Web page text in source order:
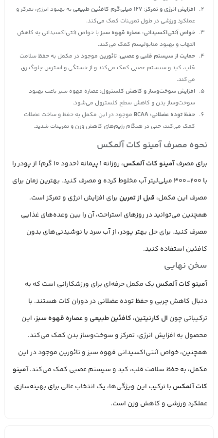
افزایش انرژی و تمرکز: ۱۲۷ میلی‌گرم کافئین طبیعی
به بهبود انرژی، تمرکز و
عملکرد ورزشی در طول تمرینات کمک می‌کند.
خواص آنتی‌اکسیدانی: عصاره قهوه سبزبا خواص آنتی‌اکسیدانی به کاهش
التهاب و بهبود متابولیسم کمک می‌کند.
حمایت از سیستم قلبی و عصبی: تائورین موجود در مکمل به حفظ سلامت
قلب، کبد و سیستم عصبی کمک می‌کند و از خستگی و استرس جلوگیری
می‌کند.
افزایش سوخت‌وساز و کاهش کلسترول: عصاره قهوه سبز باعث بهبود
سوخت‌وساز بدن و کاهش سطح کلسترول می‌شود.
حفظ توده عضلانی:
BCAA موجود در این مکمل به حفظ و ساخت عضلات
کمک می‌کند، حتی در هنگام رژیم‌های کاهش وزن و تمرینات شدید.
نحوه مصرف آمینو کات آلمکس
برای مصرفآمینو کات آلمکس
، روزانه 1 پیمانه (حدود 10 گرم) از پودر را
با 200-300 میلی‌لیتر آب مخلوط کرده و مصرف کنید. بهترین زمان برای
مصرف این مکمل، قبل از تمرین برای افزایش انرژی و تمرکز است.
همچنین می‌توانید در روزهای استراحت، آن را بین وعده‌های غذایی
مصرف کنید. برای حل بهتر پودر، از آب سرد یا نوشیدنی‌های بدون
کافئین استفاده کنید.
سخن نهایی
آمینو کات آلمکس یک مکمل حرفه‌ای برای ورزشکارانی است که به
دنبال کاهش چربی و حفظ توده عضلانی در دوران کات هستند. با
ترکیباتی چون ال کارنیتین، کافئین طبیعی وعصاره قهوه سبز، این
محصول به افزایش انرژی، تمرکز و سوخت‌وساز بدن کمک می‌کند.
همچنین، خواص آنتی‌اکسیدانی قهوه سبز و تائورین موجود در این
مکمل، به حفظ سلامت قلب، کبد و سیستم عصبی کمک می‌کند.آمینو
کات آلمکس با ترکیب این ویژگی‌ها، یک انتخاب عالی برای بهینه‌سازی
عملکرد ورزشی و کاهش وزن است.